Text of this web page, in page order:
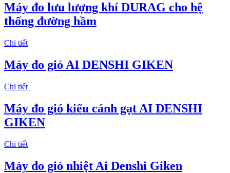
Máy đo lưu lượng khí DURAG cho hệ
thống đường hầm
Chi tiết
Máy đo gió AI DENSHI GIKEN
Chi tiết
Máy đo gió kiểu cánh gạt AI DENSHI
GIKEN
Chi tiết
Máy đo gió nhiệt Ai Denshi Giken